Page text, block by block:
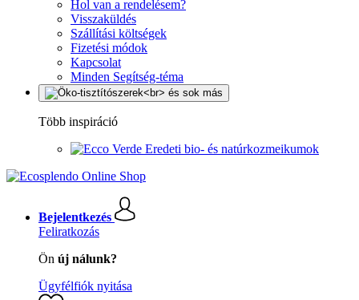
Hol van a rendelésem?
Visszaküldés
Szállítási költségek
Fizetési módok
Kapcsolat
Minden Segítség-téma
Több inspiráció
Eredeti bio- és natúrkozmeikumok
Bejelentkezés
Feliratkozás
Ön új nálunk?
Ügyfélfiók nyitása